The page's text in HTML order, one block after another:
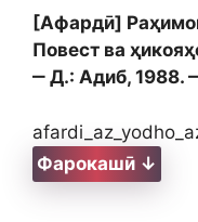
[Афардӣ]
Повест ва
‒ Д.: Адиб, 1988.
Фарокашӣ ↓